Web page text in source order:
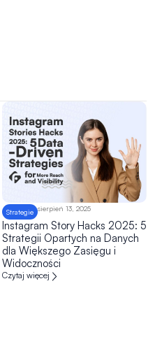
Strategie sierpień 13, 2025
Instagram Story Hacks 2025: 5
Strategii Opartych na Danych
dla Większego Zasięgu i
Widoczności
Czytaj więcej